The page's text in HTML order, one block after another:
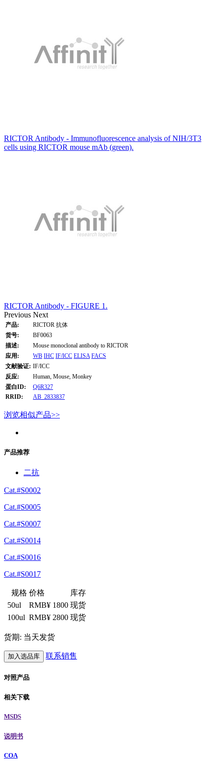
RICTOR Antibody - Immunofluorescence analysis of NIH/3T3
cells using RICTOR mouse mAb (green).
RICTOR Antibody - FIGURE 1.
Previous Next
产品:
RICTOR 抗体
货号:
BF0063
描述:
Mouse monoclonal antibody to RICTOR
应用:
WB IHC IF/ICC ELISA FACS
文献验证: IF/ICC
反应:
Human, Mouse, Monkey
蛋白ID:
Q6R327
RRID:
AB_2833837
浏览相似产品>>
产品推荐
二抗
Cat.#S0002
Cat.#S0005
Cat.#S0007
Cat.#S0014
Cat.#S0016
Cat.#S0017
规格 价格
库存
50ul
RMB¥ 1800 现货
100ul RMB¥ 2800 现货
货期: 当天发货
加入选品库 联系销售
对照产品
相关下载
MSDS
说明书
COA